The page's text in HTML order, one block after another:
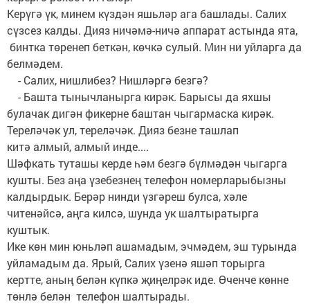
Керүгә үк, минем күздән яшьләр ага башлады. Салих
сүзсез калды. Дияз ничәмә-ничә аппарат астында ята,
бинтка төренеп беткән, көчкә сулый. Мин ни уйларга да
белмәдем.
- Салих, нишлибез? Нишләргә безгә?
- Башта тынычланырга кирәк. Барысы да яхшы
булачак дигән фикерне баштан чыгармаска кирәк.
Тереләчәк ул, тереләчәк. Дияз безне ташлап
китә алмый, алмый инде....
Шәфкать туташы керде һәм безгә бүлмәдән чыгарга
кушты. Без аңа үзебезнең телефон номерларыбызны
калдырдык. Берәр нинди үзгәреш булса, хәле
читенәйсә, аңга килсә, шунда ук шалтыратырга
куштык.
Ике көн мин юньләп ашамадым, эчмәдем, эш турында
уйламадым да. Ярый, Салих үзенә яшәп торырга
кертте, аның белән күпкә җиңелрәк иде. Өченче көнне
төнлә белән телефон шалтырады.